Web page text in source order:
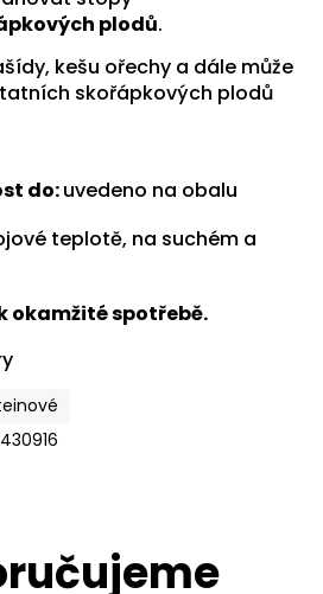
plodů.
kešu ořechy a dále může
skořápkových plodů
do:uvedeno na obalu
teplotě, na suchém a
okamžité spotřebě.